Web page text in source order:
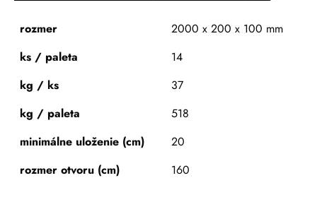
rozmer
2000 x 200 x 100 mm
ks / paleta
14
kg / ks
37
kg / paleta
518
minimálne uloženie (cm)
20
rozmer otvoru (cm)
160